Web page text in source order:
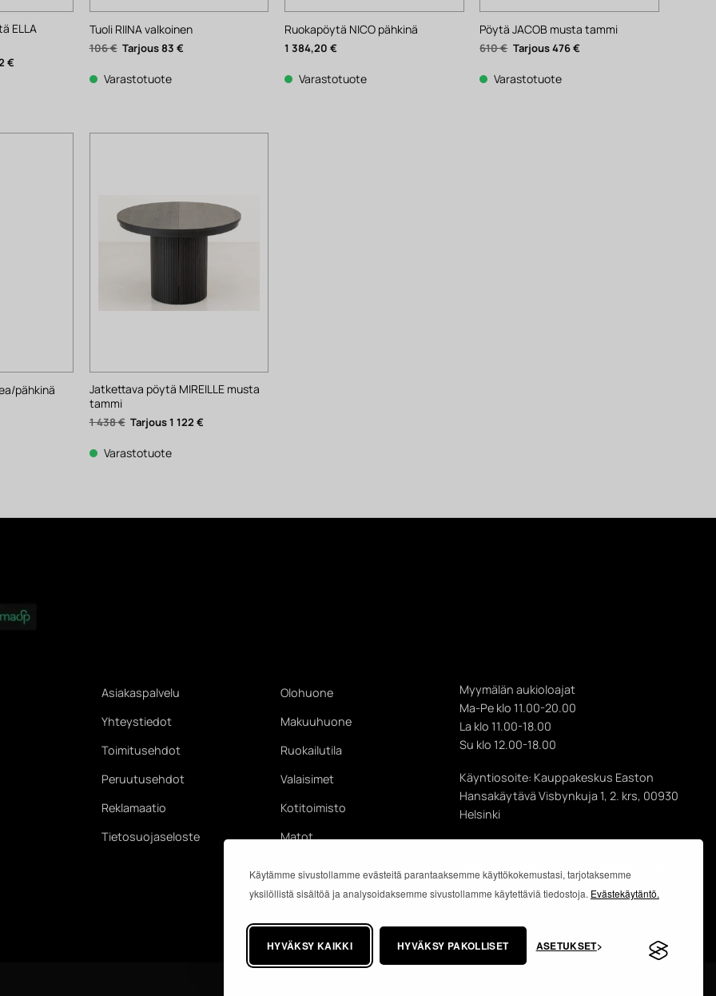
Käytämme sivustollamme evästeitä parantaaksemme käyttökokemustasi, tarjotaksemme
yksilöllistä sisältöä ja analysoidaksemme sivustollamme käytettäviä tiedostoja. Evästekäytäntö.
HYVÄKSY KAIKKI HYVÄKSY PAKOLLISET ASETUKSET
ELLA
€
Tuoli RIINA valkoinen
106€ Alkuperäinen
hinta
106 €.
83€
Varastotuote
Ruokapöytä NICO pähkinä
1 384,20 €
Varastotuote
Pöytä JACOB musta tammi
610€ Alkuperäinen
hinta
610 €.
476€
Varastotuote
pähkinä
Jatkettava pöytä MIREILLE musta
tammi
1 438€ Alkuperäinen
hinta
1
438 €.
1 122€
Varastotuote
Asiakaspalvelu
Yhteystiedot
Toimitusehdot
Peruutusehdot
Reklamaatio
Tietosuojaseloste
Olohuone
Makuuhuone
Ruokailutila
Valaisimet
Kotitoimisto
Matot
Myymälän aukioloajat
Ma-Pe klo 11.00-20.00
La klo 11.00-18.00
Su klo 12.00-18.00
Käyntiosoite: Kauppakeskus Easton
Hansakäytävä Visbynkuja 1, 2. krs, 00930
Helsinki